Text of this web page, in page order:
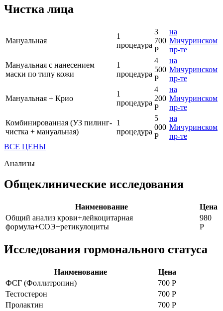
Чистка лица
Мануальная
1
процедура
3
700
Р
на
Мичуринском
пр-те
Мануальная с нанесением
маски по типу кожи
1
процедура
4
500
Р
на
Мичуринском
пр-те
Мануальная + Крио
1
процедура
4
200
Р
на
Мичуринском
пр-те
Комбинированная (УЗ пилинг-
чистка + мануальная)
1
процедура
5
000
Р
на
Мичуринском
пр-те
ВСЕ ЦЕНЫ
Анализы
Общеклинические исследования
Наименование
Цена
Общий анализ крови+лейкоцитарная
формула+СОЭ+ретикулоциты
980
Р
Исследования гормонального статуса
Наименование
Цена
ФСГ (Фоллитропин)
700 Р
Тестостерон
700 Р
Пролактин
700 Р